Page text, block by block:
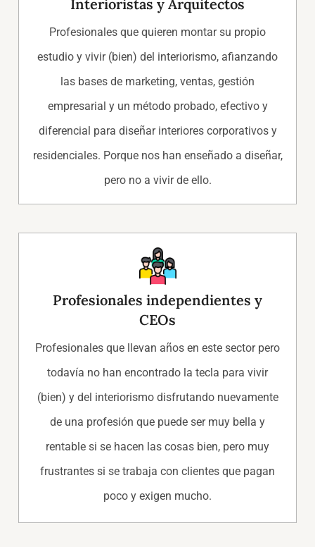
Interioristas y Arquitectos
Profesionales que quieren montar su propio
estudio y vivir (bien) del interiorismo, afianzando
las bases de marketing, ventas, gestión
empresarial y un método probado, efectivo y
diferencial para diseñar interiores corporativos y
residenciales. Porque nos han enseñado a diseñar,
pero no a vivir de ello.
Profesionales independientes y
CEOs
Profesionales que llevan años en este sector pero
todavía no han encontrado la tecla para vivir
(bien) y del interiorismo disfrutando nuevamente
de una profesión que puede ser muy bella y
rentable si se hacen las cosas bien, pero muy
frustrantes si se trabaja con clientes que pagan
poco y exigen mucho.